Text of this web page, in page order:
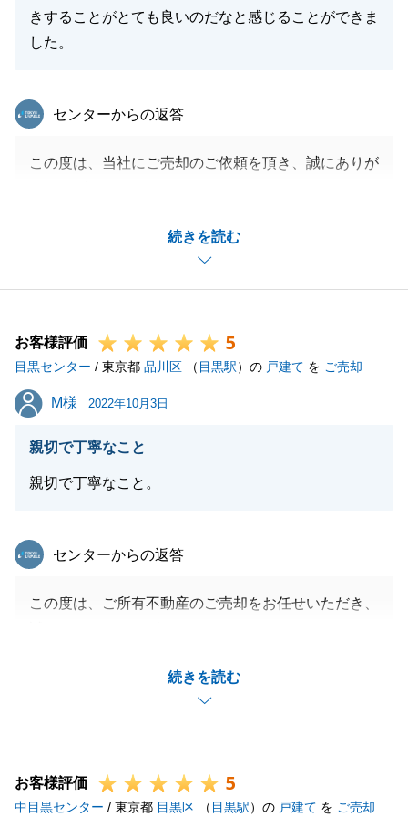
きすることがとても良いのだなと感じることができま
した。
続きを読む
東急リバブル
センターからの返答
この度は、当社にご売却のご依頼を頂き、誠にありが
随所でご理解とご協力を頂き、お陰様で無事お取引満
了の日を迎えられたこと、心より感謝申し上げます。
頂いたお言葉を胸に、今後も皆様が安心して、かつＡ
を心掛けてまいります。
今後も当社をご愛顧の程、お願い申し上げます。
お客様評価 5
目黒センター / 東京都 品川区 （ 目黒駅）の 戸建て を ご売却
M様
M様 2022年10月3日
親切で丁寧なこと
親切で丁寧なこと。
続きを読む
東急リバブル
センターからの返答
この度は、ご所有不動産のご売却をお任せいただき、
ご協力のおかげで、スムーズにお取引をすることが出
また、不動産に関するお悩みやご相談等ございました
引き続き、よろしくお願いいたします。
お客様評価 5
中目黒センター / 東京都 目黒区 （ 目黒駅）の 戸建て を ご売却